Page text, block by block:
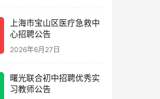
上海市宝山区医疗急救中
心招聘公告
2026年6月27日
曙光联合初中招聘优秀实
习教师公告